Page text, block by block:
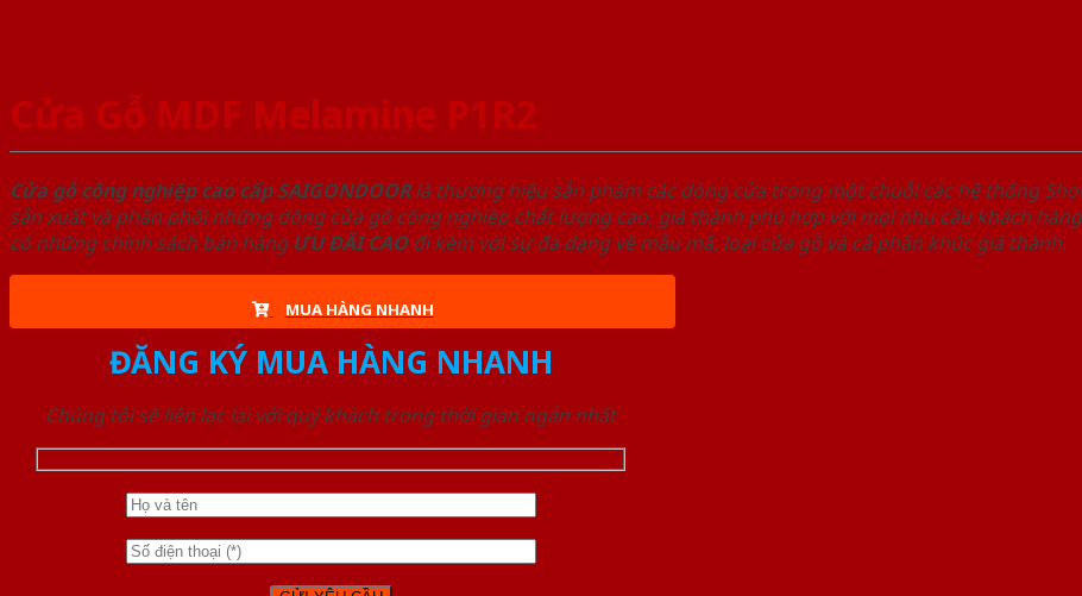
Cửa Gỗ MDF Melamine P1R2
Cửa gỗ công nghiệp cao cấp SAIGONDOORlà thương hiệu sản phẩm các dòng cửa trong một chuỗi các hệ thống
sản xuất và phân phối những dòng cửa gỗ công nghiệp chất lượng cao, giá thành phù hợp với mọi nhu cầu khách
có những chính sách bán hàng ƯU ĐÃI CAOđi kèm với sự đa dạng về mẫu mã, loại cửa gỗ và cả phân khúc giá thành.
MUA HÀNG NHANH
ĐĂNG KÝ MUA HÀNG NHANH
Chúng tôi sẽ liên lạc lại với quý khách trong thời gian ngắn nhất